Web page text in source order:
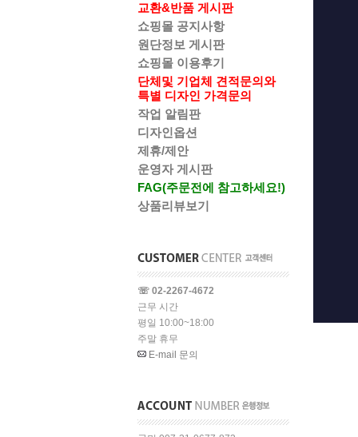
교환&반품 게시판
쇼핑몰 공지사항
원단정보 게시판
쇼핑몰 이용후기
단체및 기업체 견적문의와
특별 디자인 가격문의
작업 알림판
디자인옵션
제휴/제안
운영자 게시판
FAG(주문전에 참고하세요!)
상품리뷰보기
☏ 02-2267-4672
근무 시간
평일 10:00~18:00
주말 휴무
E-mail 문의